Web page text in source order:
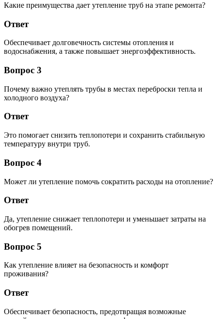
Какие преимущества дает утепление труб на этапе ремонта?
Ответ
Обеспечивает долговечность системы отопления и
водоснабжения, а также повышает энергоэффективность.
Вопрос 3
Почему важно утеплять трубы в местах переброски тепла и
холодного воздуха?
Ответ
Это помогает снизить теплопотери и сохранить стабильную
температуру внутри труб.
Вопрос 4
Может ли утепление помочь сократить расходы на отопление?
Ответ
Да, утепление снижает теплопотери и уменьшает затраты на
обогрев помещений.
Вопрос 5
Как утепление влияет на безопасность и комфорт
проживания?
Ответ
Обеспечивает безопасность, предотвращая возможные